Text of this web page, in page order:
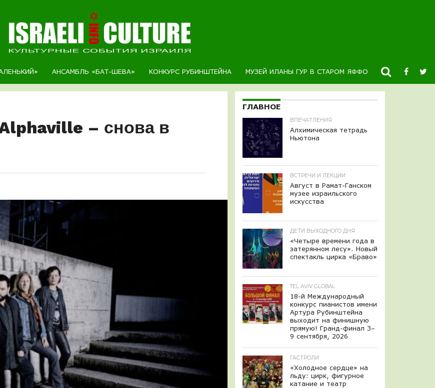
АНСАМБЛЬ «БАТ-ШЕВА» КОНКУРС РУБИНШТЕЙНА МУЗЕЙ ИЛАНЫ ГУР В СТАРОМ ЯФФО НОВОСТИ
– снова в
ГЛАВНОЕ
ВПЕЧАТЛЕНИЯ
Алхимическая тетрадь
Ньютона
ВСТРЕЧИ И ЛЕКЦИИ
Август в Рамат-Ганском
музее израильского
искусства
ДЕТИ ВЫХОДНОГО ДНЯ
«Четыре времени года в
затерянном лесу». Новый
спектакль цирка «Браво»
TEL AVIV GLOBAL
18-й Международный
конкурс пианистов имени
Артура Рубинштейна
выходит на финишную
прямую! Гранд-финал 3–
9 сентября, 2026
ГАСТРОЛИ
«Холодное сердце» на
льду: цирк, фигурное
катание и театр